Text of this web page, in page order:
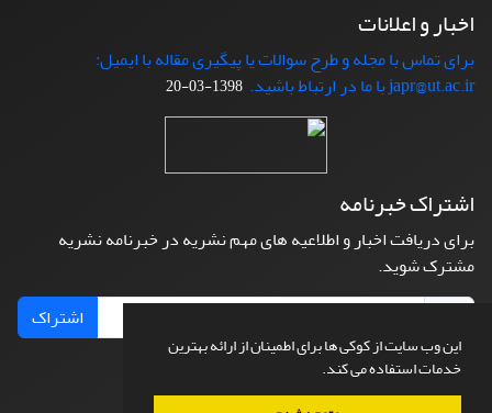
این وب سایت از کوکی ها برای اطمینان از ارائه بهترین
خدمات استفاده می کند.
اخبار و اعلانات
برای تماس با مجله و طرح سوالات یا پیگیری مقاله با ایمیل:
japr@ut.ac.ir با ما در ارتباط باشید.
1398-03-20
اشتراک خبرنامه
برای دریافت اخبار و اطلاعیه های مهم نشریه در خبرنامه نشریه
مشترک شوید.
اشتراک